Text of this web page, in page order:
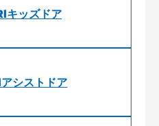
キッズドア
シストドア